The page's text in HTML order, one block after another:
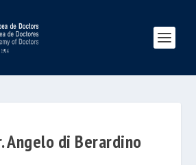
Angelo di Berardino